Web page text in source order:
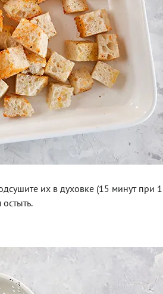
их в духовке (15 минут при